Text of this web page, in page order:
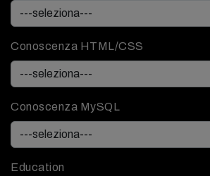
Conoscenza HTML/CSS
Conoscenza MySQL
Education